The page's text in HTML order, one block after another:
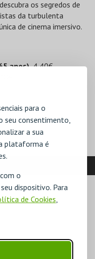
para o
seu consentimento,
a sua
plataforma é
o
dispositivo. Para
de Cookies,
os segredos de
da turbulenta
de cinema imersivo.
anos)4,40€
até aos 17